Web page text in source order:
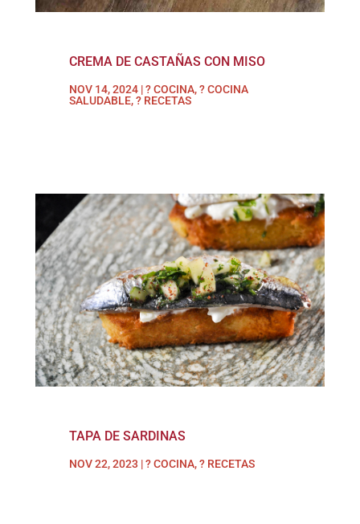
CREMA DE CASTAÑAS CON MISO
NOV 14, 2024 |? COCINA,? COCINA
SALUDABLE,? RECETAS
TAPA DE SARDINAS
NOV 22, 2023 |? COCINA,? RECETAS